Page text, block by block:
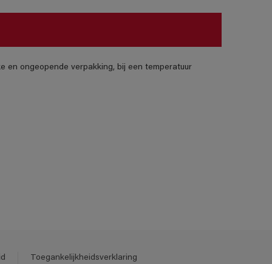
en ongeopende verpakking, bij een temperatuur
Toegankelijkheidsverklaring